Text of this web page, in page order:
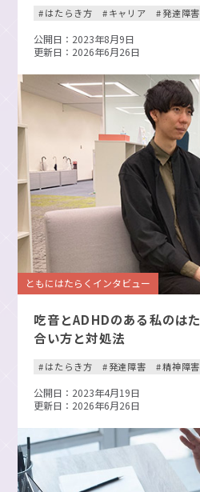
はたらき方 キャリア 発達障害
公開日：2023年8月9日
更新日：2026年6月26日
ともにはたらくインタビュー
吃音とADHDのある私のは
合い方と対処法
はたらき方 発達障害 精神障害
公開日：2023年4月19日
更新日：2026年6月26日